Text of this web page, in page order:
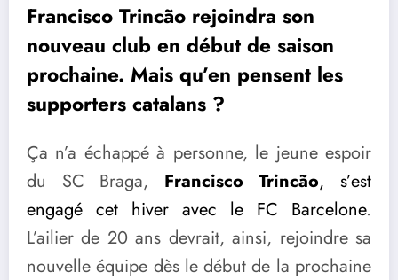
Francisco Trincão rejoindra son
nouveau club en début de saison
prochaine. Mais qu’en pensent les
supporters catalans ?
Ça n’a échappé à personne, le jeune espoir
du SC Braga, Francisco Trincão, s’est
engagé cet hiver avec le FC Barcelone.
L’ailier de 20 ans devrait, ainsi, rejoindre sa
nouvelle équipe dès le début de la prochaine